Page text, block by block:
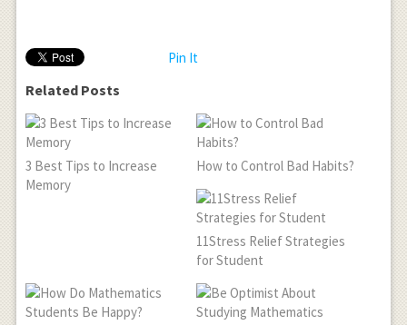
Pin It
Related Posts
3 Best Tips to Increase
Memory
How to Control Bad Habits?
11Stress Relief Strategies
for Student